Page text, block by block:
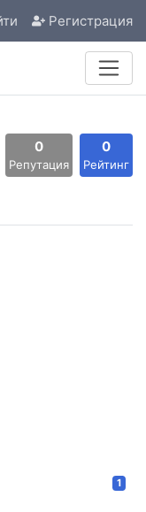
Регистрация
0
Репутация
0
Рейтинг
1